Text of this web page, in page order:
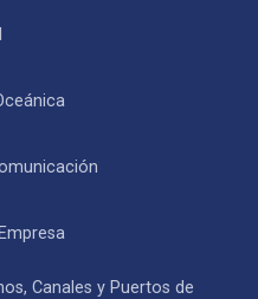
Canales y Puertos de